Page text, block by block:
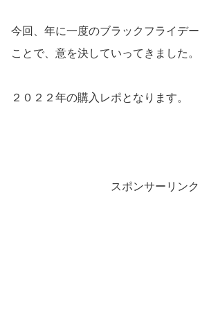
今回、年に一度のブラックフライデ
ことで、意を決していってきました。
２０２２年の購入レポとなります。
スポンサーリンク